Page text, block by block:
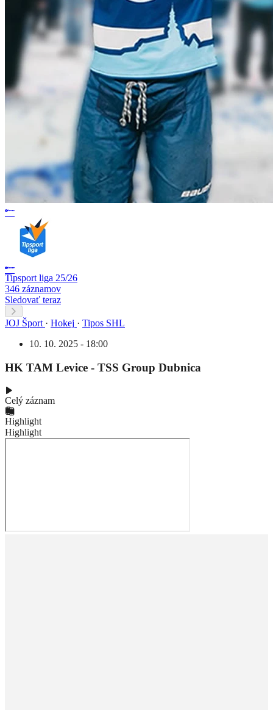
Tipsport liga 25/26
346 záznamov
Sledovať teraz
JOJ Šport · Hokej · Tipos SHL
10. 10. 2025 - 18:00
HK TAM Levice - TSS Group Dubnica
Celý záznam
Highlight
Highlight